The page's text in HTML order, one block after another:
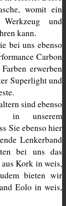
womit ein
Werkzeug und
kann.
bei uns ebenso
Carbon
erwerben
Superlight und
sind ebenso
in unserem
Sie ebenso hier
Lenkerband
bei uns das
Kork in weis,
bieten wir
Eolo in weis,